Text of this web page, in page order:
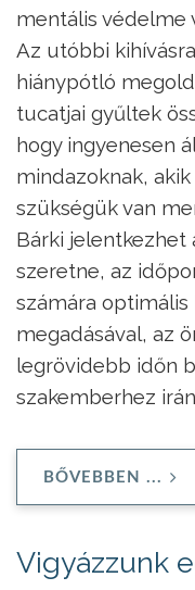
mentális védelme
Az utóbbi
hiánypótló
tucatjai gyűltek
hogy ingyenesen
mindazoknak,
szükségük van
Bárki jelentkezhet
szeretne, az
számára
megadásával, az
legrövidebb időn
szakemberhez
BŐVEBBEN ...
Vigyázzunk